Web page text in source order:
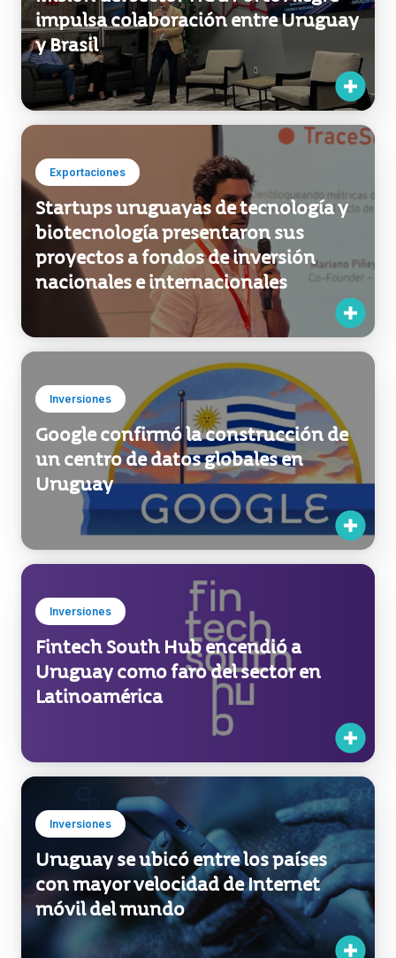
Exportaciones
Startups uruguayas de tecnología y
biotecnología presentaron sus
proyectos a fondos de inversión
nacionales e internacionales
Inversiones
Google confirmó la construcción de
un centro de datos globales en
Uruguay
Inversiones
Fintech South Hub encendió a
Uruguay como faro del sector en
Latinoamérica
Inversiones
Uruguay se ubicó entre los países
con mayor velocidad de Internet
móvil del mundo